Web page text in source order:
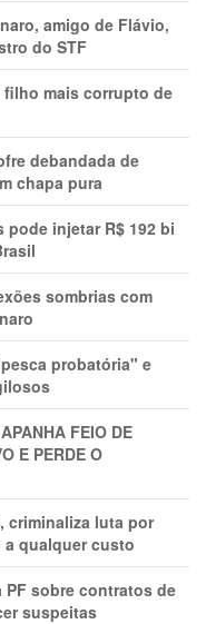
amigo de Flávio,
do STF
filho mais corrupto de
debandada de
chapa pura
injetar R$ 192 bi
sombrias com
probatória" e
FEIO DE
E PERDE O
criminaliza luta por
a qualquer custo
sobre contratos de
suspeitas